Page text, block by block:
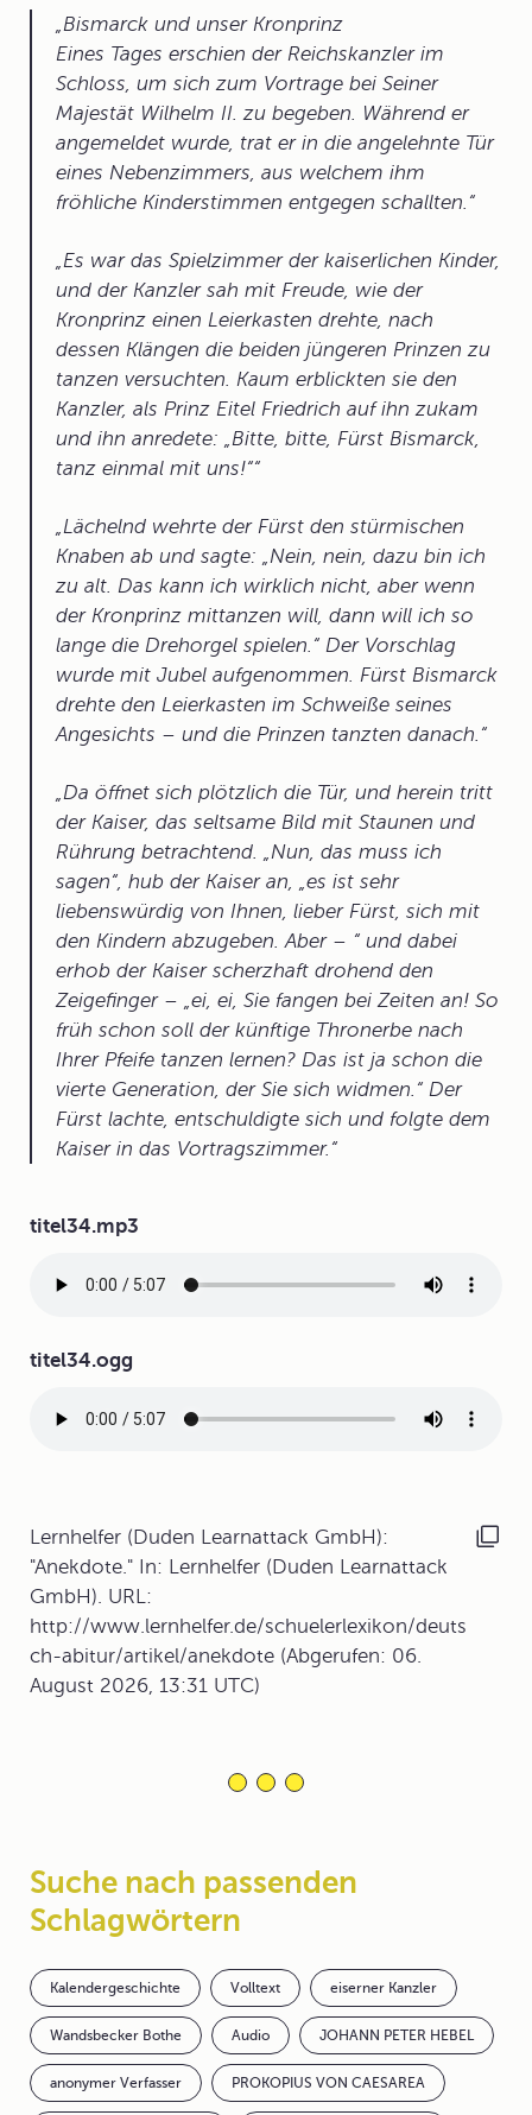
Bismarck und unser Kronprinz
Eines Tages erschien der Reichskanzler im
Schloss, um sich zum Vortrage bei Seiner
Majestät Wilhelm II. zu begeben. Während er
angemeldet wurde, trat er in die angelehnte Tür
eines Nebenzimmers, aus welchem ihm
fröhliche Kinderstimmen entgegen schallten.
Es war das Spielzimmer der kaiserlichen Kinder,
und der Kanzler sah mit Freude, wie der
Kronprinz einen Leierkasten drehte, nach
dessen Klängen die beiden jüngeren Prinzen zu
tanzen versuchten. Kaum erblickten sie den
Kanzler, als Prinz Eitel Friedrich auf ihn zukam
und ihn anredete: „Bitte, bitte, Fürst Bismarck,
tanz einmal mit uns!“
Lächelnd wehrte der Fürst den stürmischen
Knaben ab und sagte: „Nein, nein, dazu bin ich
zu alt. Das kann ich wirklich nicht, aber wenn
der Kronprinz mittanzen will, dann will ich so
lange die Drehorgel spielen.“ Der Vorschlag
wurde mit Jubel aufgenommen. Fürst Bismarck
drehte den Leierkasten im Schweiße seines
Angesichts – und die Prinzen tanzten danach.
Da öffnet sich plötzlich die Tür, und herein tritt
der Kaiser, das seltsame Bild mit Staunen und
Rührung betrachtend. „Nun, das muss ich
sagen“, hub der Kaiser an, „es ist sehr
liebenswürdig von Ihnen, lieber Fürst, sich mit
den Kindern abzugeben. Aber – “ und dabei
erhob der Kaiser scherzhaft drohend den
Zeigefinger – „ei, ei, Sie fangen bei Zeiten an! So
früh schon soll der künftige Thronerbe nach
Ihrer Pfeife tanzen lernen? Das ist ja schon die
vierte Generation, der Sie sich widmen.“ Der
Fürst lachte, entschuldigte sich und folgte dem
Kaiser in das Vortragszimmer.
titel34.mp3
Audiodatei
titel34.ogg
Audiodatei
Lernhelfer (Duden Learnattack GmbH):
"Anekdote." In: Lernhelfer (Duden Learnattack
GmbH). URL:
http://www.lernhelfer.de/schuelerlexikon/deuts
ch-abitur/artikel/anekdote (Abgerufen: 06.
August 2026, 13:31 UTC)
Suche nach passenden
Schlagwörtern
Kalendergeschichte Volltext eiserner Kanzler
Wandsbecker Bothe Audio JOHANN PETER HEBEL
anonymer Verfasser PROKOPIUS VON CAESAREA